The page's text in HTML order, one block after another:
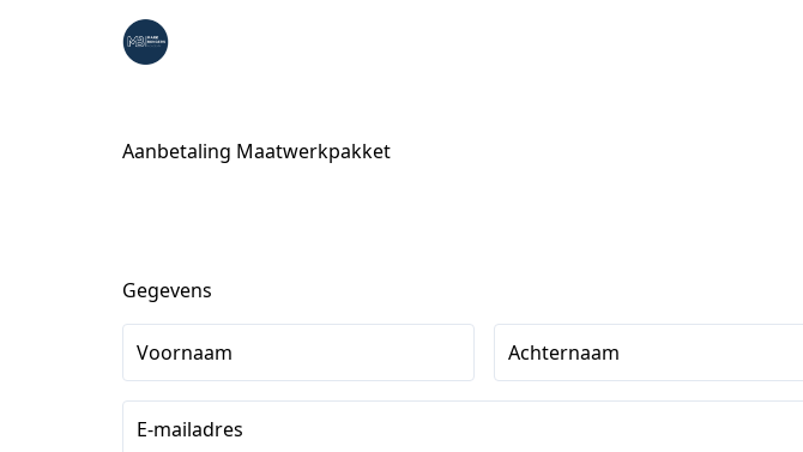
Aanbetaling Maatwerkpakket
Gegevens
Voornaam Achternaam
E-mailadres